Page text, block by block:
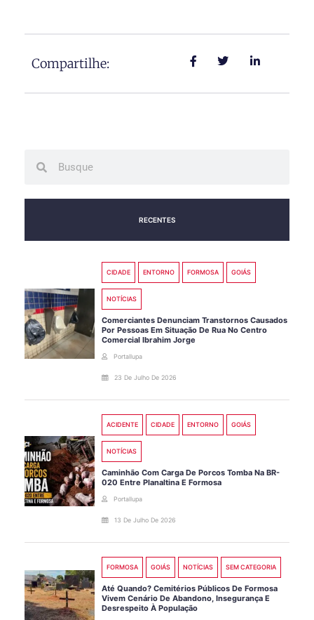
Compartilhe:
RECENTES
CIDADE ENTORNO FORMOSA GOIÁS
NOTÍCIAS
Comerciantes Denunciam Transtornos Causados
Por Pessoas Em Situação De Rua No Centro
Comercial Ibrahim Jorge
Portallupa
23 De Julho De 2026
ACIDENTE CIDADE ENTORNO GOIÁS
NOTÍCIAS
Caminhão Com Carga De Porcos Tomba Na BR-
020 Entre Planaltina E Formosa
Portallupa
13 De Julho De 2026
FORMOSA GOIÁS NOTÍCIAS SEM CATEGORIA
Até Quando? Cemitérios Públicos De Formosa
Vivem Cenário De Abandono, Insegurança E
Desrespeito À População